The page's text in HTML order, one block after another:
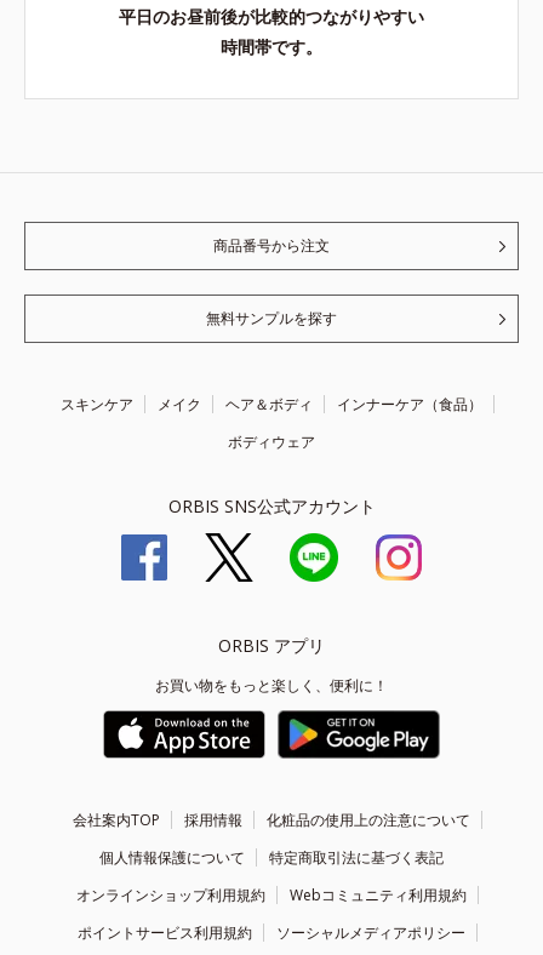
平日のお昼前後が比較的つながりやすい
時間帯です。
商品番号から注文
無料サンプルを探す
スキンケア メイク ヘア＆ボディ
インナーケア（食品）
ボディウェア
ORBIS SNS公式アカウント
ORBIS アプリ
お買い物をもっと楽しく、便利に！
会社案内TOP 採用情報
化粧品の使用上の注意について
個人情報保護について
特定商取引法に基づく表記
オンラインショップ利用規約
Webコミュニティ利用規約
ポイントサービス利用規約
ソーシャルメディアポリシー